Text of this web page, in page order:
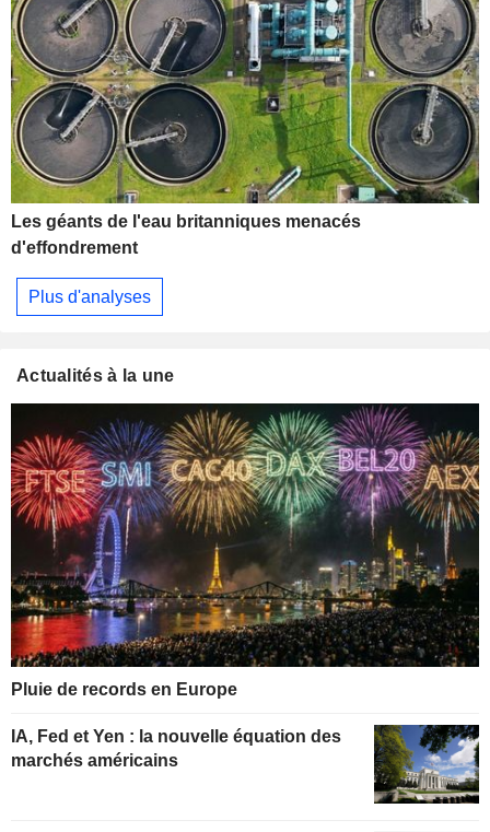
Les géants de l'eau britanniques menacés
d'effondrement
Plus d'analyses
Actualités à la une
Pluie de records en Europe
IA, Fed et Yen : la nouvelle équation des
marchés américains